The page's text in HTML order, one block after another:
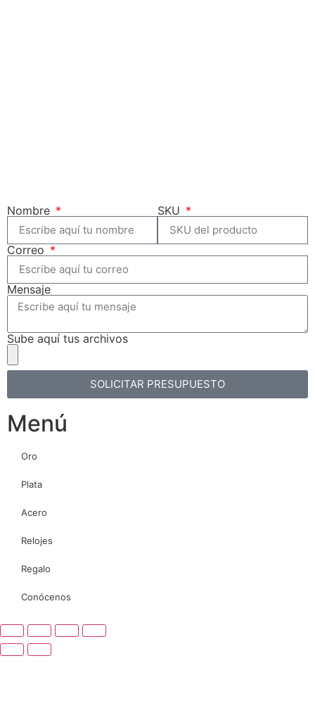
Nombre SKU
Correo
Mensaje
Sube aquí tus archivos
SOLICITAR PRESUPUESTO
Menú
Oro
Plata
Acero
Relojes
Regalo
Conócenos